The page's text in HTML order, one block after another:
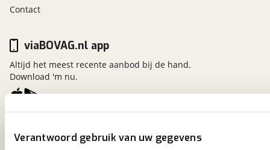
Verantwoord gebruik van uw gegevens
Contact
Kosterijland15
viaBOVAG.nl app
Altijd het meest recente aanbod bij de hand.
Download 'm nu.